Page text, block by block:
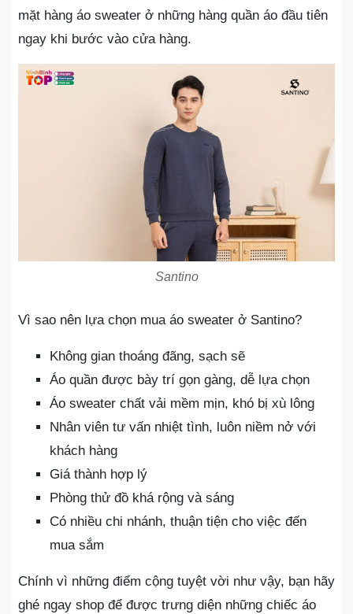
mặt hàng áo sweater ở những hàng quần áo đầu tiên
ngay khi bước vào cửa hàng.
Santino
Vì sao nên lựa chọn mua áo sweater ở Santino?
Không gian thoáng đãng, sạch sẽ
Áo quần được bày trí gọn gàng, dễ lựa chọn
Áo sweater chất vải mềm mịn, khó bị xù lông
Nhân viên tư vấn nhiệt tình, luôn niềm nở với
khách hàng
Giá thành hợp lý
Phòng thử đồ khá rộng và sáng
Có nhiều chi nhánh, thuận tiện cho việc đến
mua sắm
Chính vì những điểm cộng tuyệt vời như vậy, bạn hãy
ghé ngay shop để được trưng diện những chiếc áo